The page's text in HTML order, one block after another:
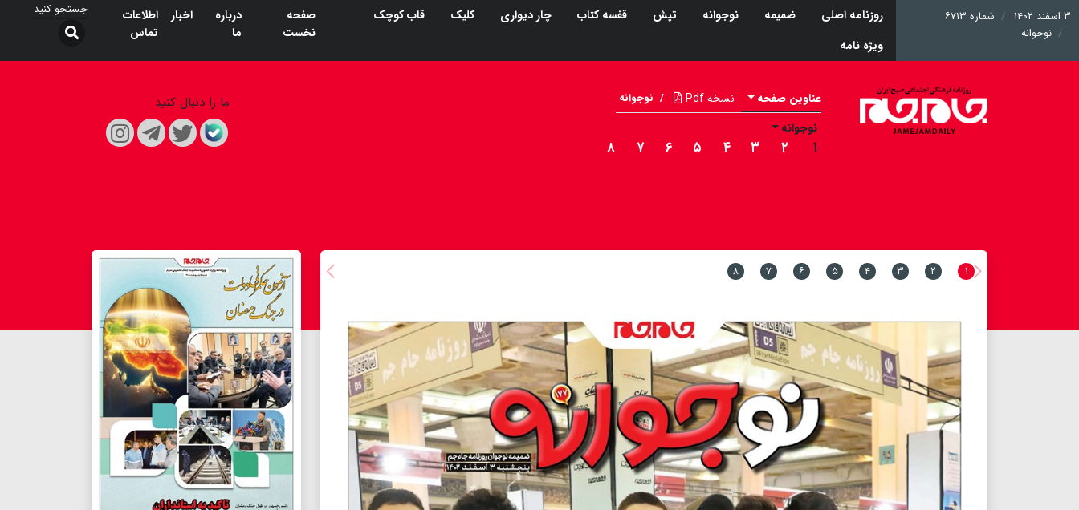
۳ اسفند ۱۴۰۲
شماره ۶۷۱۳
نوجوانه
روزنامه اصلی ضمیمه نوجوانه تپش قفسه کتاب چار دیواری کلیک
قاب کوچک
ویژه نامه
صفحه
نخست
درباره
ما
اخبار
اطلاعات
تماس
عناوین صفحه نسخه Pdf / نوجوانه
نوجوانه
۱ ۲ ۳ ۴ ۵ ۶ ۷ ۸
ما را دنبال کنید
۱ ۲ ۳ ۴ ۵ ۶ ۷ ۸